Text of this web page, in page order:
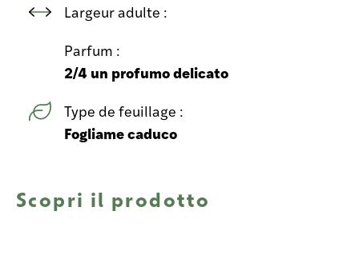
Largeur adulte :
Parfum :
2/4 un profumo delicato
Type de feuillage :
Fogliame caduco
Scopri il prodotto